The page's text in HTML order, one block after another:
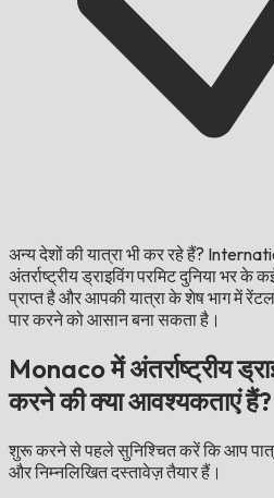
अन्य देशों की यात्रा भी कर रहे हैं?
अंतर्राष्ट्रीय ड्राइविंग परमिट दुनिया भर के
प्राप्त है और आपकी यात्रा के शेष भाग में
पार करने को आसान बना सकता है।
Monaco में अंतर्राष्ट्रीय
करने की क्या आवश्यकताएं हैं?
शुरू करने से पहले सुनिश्चित करें कि आप
और निम्नलिखित दस्तावेज़ तैयार हैं।